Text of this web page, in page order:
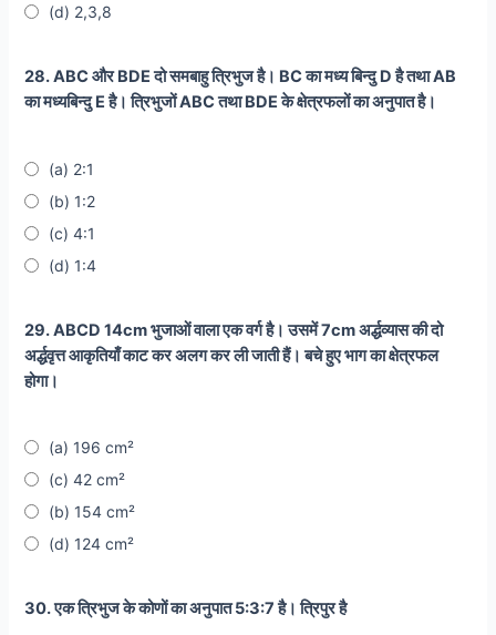
(d) 2,3,8
28. ABC और BDE दो समबाहु त्रिभुज है। BC का मध्य बिन्दु D है तथा AB
का मध्यबिन्दु E है। त्रिभुजों ABC तथा BDE के क्षेत्रफलों का अनुपात है।
(a) 2:1
(b) 1:2
(c) 4:1
(d) 1:4
29. ABCD 14cm भुजाओं वाला एक वर्ग है। उसमें 7cm अर्द्धव्यास की दो
अर्द्धवृत्त आकृतियाँ काट कर अलग कर ली जाती हैं। बचे हुए भाग का क्षेत्रफल
होगा।
(a) 196 cm²
(c) 42 cm²
(b) 154 cm²
(d) 124 cm²
30. एक त्रिभुज के कोणों का अनुपात 5:3:7 है। त्रिपुर है